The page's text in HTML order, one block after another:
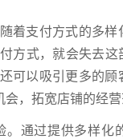
着支付方式的多
方式，就会失去
可以吸引更多的
，拓宽店铺的经营
通过提供多样化